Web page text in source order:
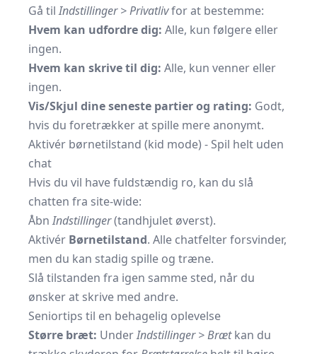
Gå tilIndstillinger > Privatlivfor at bestemme:
Hvem kan udfordre dig: Alle, kun følgere eller
ingen.
Hvem kan skrive til dig: Alle, kun venner eller
ingen.
Vis/Skjul dine seneste partier og rating: Godt,
hvis du foretrækker at spille mere anonymt.
Aktivér børnetilstand (kid mode) - Spil helt uden
chat
Hvis du vil have fuldstændig ro, kan du slå
chatten fra site-wide:
ÅbnIndstillinger(tandhjulet øverst).
Aktivér Børnetilstand. Alle chatfelter forsvinder,
men du kan stadig spille og træne.
Slå tilstanden fra igen samme sted, når du
ønsker at skrive med andre.
Seniortips til en behagelig oplevelse
Større bræt: UnderIndstillinger > Brætkan du